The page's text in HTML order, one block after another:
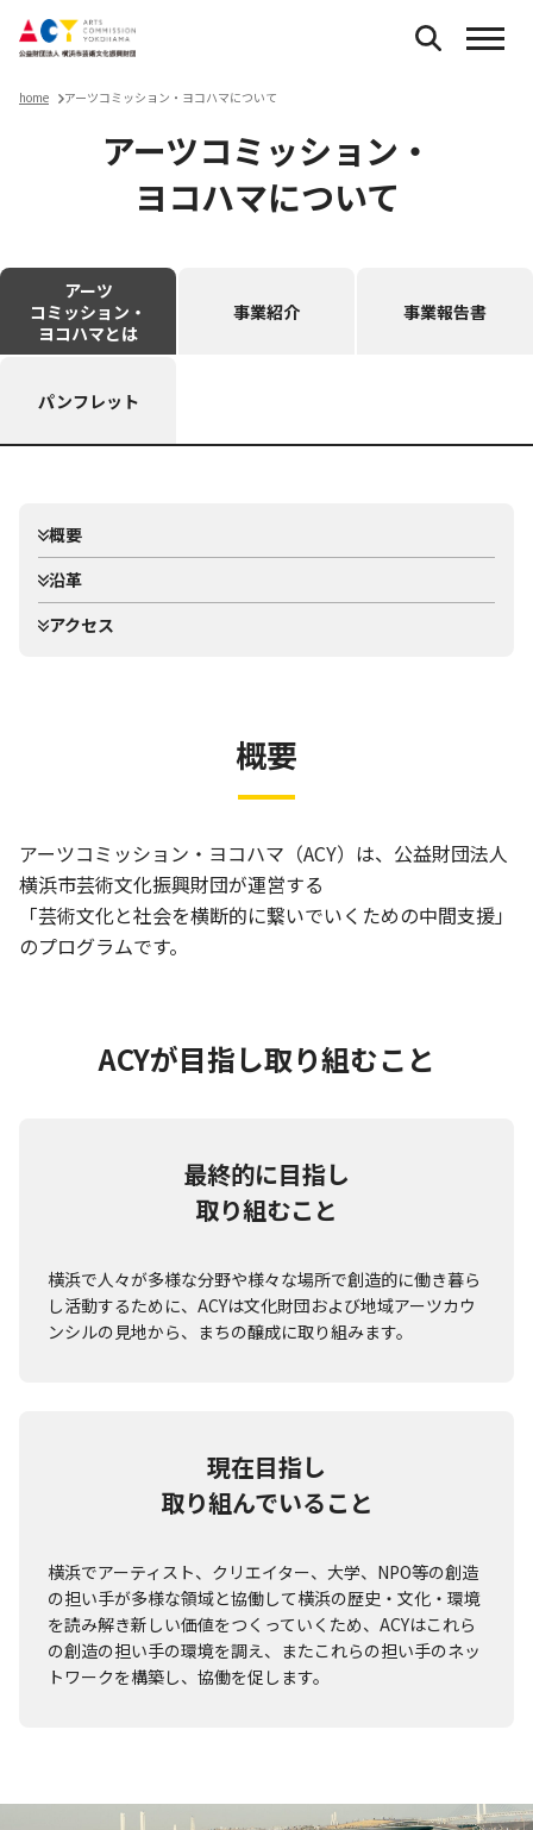
home アーツコミッション・ヨコハマについて
アーツコミッション・
ヨコハマについて
アーツ
コミッション・
ヨコハマとは
事業紹介 事業報告書
パンフレット
概要
沿革
アクセス
概要
アーツコミッション・ヨコハマ（ACY）は、公益財団法人
横浜市芸術文化振興財団が運営する
「芸術文化と社会を横断的に繋いでいくための中間支援」
のプログラムです。
ACYが目指し取り組むこと
最終的に目指し
取り組むこと
横浜で人々が多様な分野や様々な場所で創造的に働き暮ら
し活動するために、ACYは文化財団および地域アーツカウ
ンシルの見地から、まちの醸成に取り組みます。
現在目指し
取り組んでいること
横浜でアーティスト、クリエイター、大学、NPO等の創造
の担い手が多様な領域と協働して横浜の歴史・文化・環境
を読み解き新しい価値をつくっていくため、ACYはこれら
の創造の担い手の環境を調え、またこれらの担い手のネッ
トワークを構築し、協働を促します。